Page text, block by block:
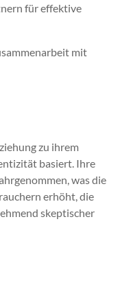
für effektive
mit
zu ihrem
basiert. Ihre
was die
erhöht, die
skeptischer